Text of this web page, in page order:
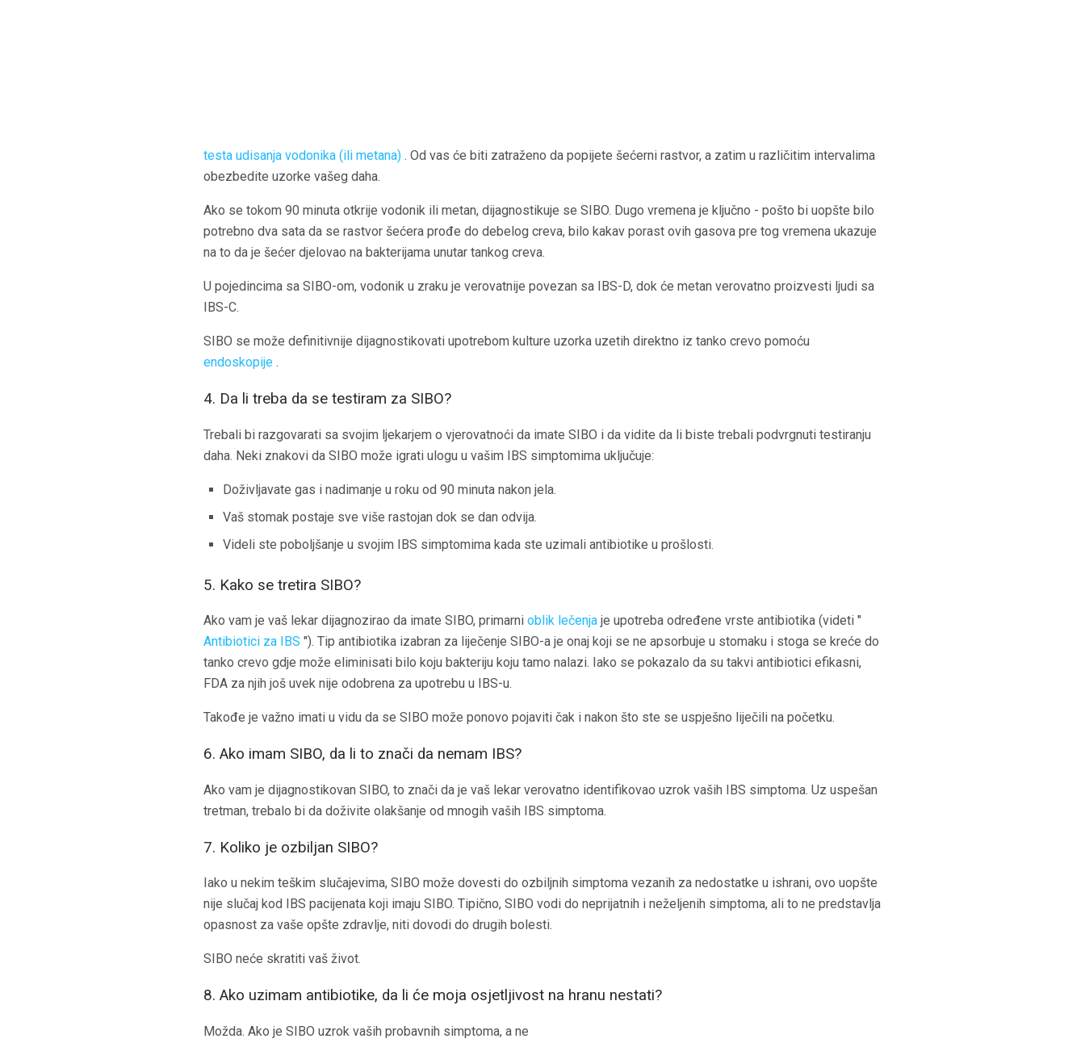
testa udisanja vodonika (ili metana) . Od vas će biti zatraženo da popijete šećerni rastvor, a zatim u različitim intervalima
obezbedite uzorke vašeg daha.
Ako se tokom 90 minuta otkrije vodonik ili metan, dijagnostikuje se SIBO. Dugo vremena je ključno - pošto bi uopšte bilo
potrebno dva sata da se rastvor šećera prođe do debelog creva, bilo kakav porast ovih gasova pre tog vremena ukazuje
na to da je šećer djelovao na bakterijama unutar tankog creva.
U pojedincima sa SIBO-om, vodonik u zraku je verovatnije povezan sa IBS-D, dok će metan verovatno proizvesti ljudi sa
IBS-C.
SIBO se može definitivnije dijagnostikovati upotrebom kulture uzorka uzetih direktno iz tanko crevo pomoću
endoskopije .
4. Da li treba da se testiram za SIBO?
Trebali bi razgovarati sa svojim ljekarjem o vjerovatnoći da imate SIBO i da vidite da li biste trebali podvrgnuti testiranju
daha. Neki znakovi da SIBO može igrati ulogu u vašim IBS simptomima uključuje:
Doživljavate gas i nadimanje u roku od 90 minuta nakon jela.
Vaš stomak postaje sve više rastojan dok se dan odvija.
Videli ste poboljšanje u svojim IBS simptomima kada ste uzimali antibiotike u prošlosti.
5. Kako se tretira SIBO?
Ako vam je vaš lekar dijagnozirao da imate SIBO, primarni oblik lečenja je upotreba određene vrste antibiotika (videti "
Antibiotici za IBS "). Tip antibiotika izabran za liječenje SIBO-a je onaj koji se ne apsorbuje u stomaku i stoga se kreće do
tanko crevo gdje može eliminisati bilo koju bakteriju koju tamo nalazi. Iako se pokazalo da su takvi antibiotici efikasni,
FDA za njih još uvek nije odobrena za upotrebu u IBS-u.
Takođe je važno imati u vidu da se SIBO može ponovo pojaviti čak i nakon što ste se uspješno liječili na početku.
6. Ako imam SIBO, da li to znači da nemam IBS?
Ako vam je dijagnostikovan SIBO, to znači da je vaš lekar verovatno identifikovao uzrok vaših IBS simptoma. Uz uspešan
tretman, trebalo bi da doživite olakšanje od mnogih vaših IBS simptoma.
7. Koliko je ozbiljan SIBO?
Iako u nekim teškim slučajevima, SIBO može dovesti do ozbiljnih simptoma vezanih za nedostatke u ishrani, ovo uopšte
nije slučaj kod IBS pacijenata koji imaju SIBO. Tipično, SIBO vodi do neprijatnih i neželjenih simptoma, ali to ne predstavlja
opasnost za vaše opšte zdravlje, niti dovodi do drugih bolesti.
SIBO neće skratiti vaš život.
8. Ako uzimam antibiotike, da li će moja osjetljivost na hranu nestati?
Možda. Ako je SIBO uzrok vaših probavnih simptoma, a ne